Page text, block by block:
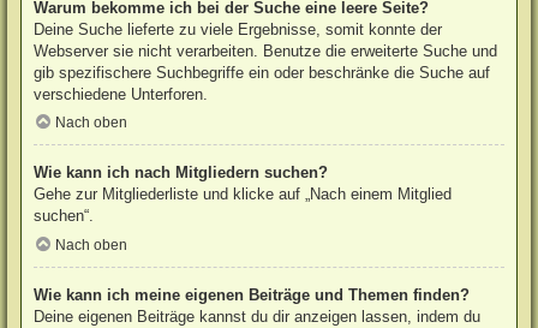
Warum bekomme ich bei der Suche eine leere Seite?
Deine Suche lieferte zu viele Ergebnisse, somit konnte der
Webserver sie nicht verarbeiten. Benutze die erweiterte Suche und
gib spezifischere Suchbegriffe ein oder beschränke die Suche auf
verschiedene Unterforen.
Nach oben
Wie kann ich nach Mitgliedern suchen?
Gehe zur Mitgliederliste und klicke auf „Nach einem Mitglied
suchen“.
Nach oben
Wie kann ich meine eigenen Beiträge und Themen finden?
Deine eigenen Beiträge kannst du dir anzeigen lassen, indem du